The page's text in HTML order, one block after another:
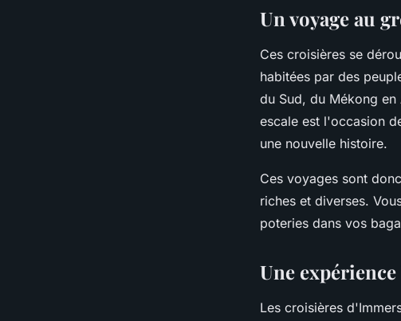
Un voyage au
Ces croisières se
habitées par des
du Sud, du Mékong
escale est l'occasion
une nouvelle histoire.
Ces voyages sont
riches et diverses.
poteries dans vos
Une
Les croisières